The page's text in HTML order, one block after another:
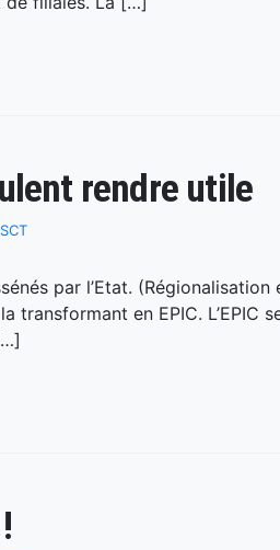
rendre utile
par l’Etat. (Régionalisation
transformant en EPIC. L’EPIC